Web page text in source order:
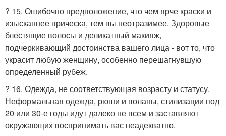
? 15. Ошибочно предположение, что чем ярче краски и
изысканнее прическа, тем вы неотразимее. Здоровые
блестящие волосы и деликатный макияж,
подчеркивающий достоинства вашего лица - вот то, что
украсит любую женщину, особенно перешагнувшую
определенный рубеж.
? 16. Одежда, не соответствующая возрасту и статусу.
Неформальная одежда, рюши и воланы, стилизации под
20 или 30-е годы идут далеко не всем и заставляют
окружающих воспринимать вас неадекватно.